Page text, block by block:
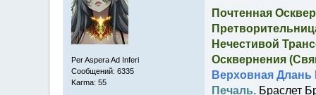
Per Aspera Ad Inferi
Сообщений: 6335
Karma: 55
Почтенная
Нечестивой
Осквернения
Верховная Длань
Печаль.Браслет